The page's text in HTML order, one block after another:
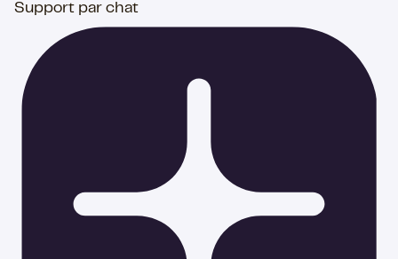
Support par chat